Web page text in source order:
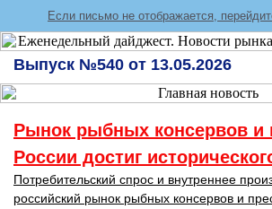
Если письмо не отображается,
Выпуск №540 от 13.05.2026
Рынок рыбных консервов и
России достиг
Потребительский спрос и внутреннее
российский рынок рыбных консервов и